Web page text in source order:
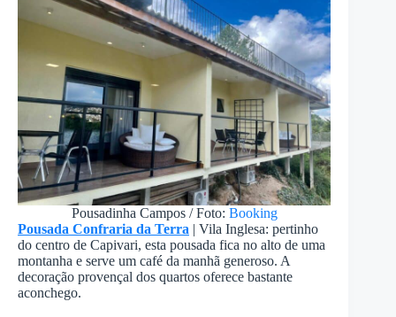
Pousadinha Campos / Foto: Booking
Pousada Confraria da Terra | Vila Inglesa: pertinho
do centro de Capivari, esta pousada fica no alto de uma
montanha e serve um café da manhã generoso. A
decoração provençal dos quartos oferece bastante
aconchego.